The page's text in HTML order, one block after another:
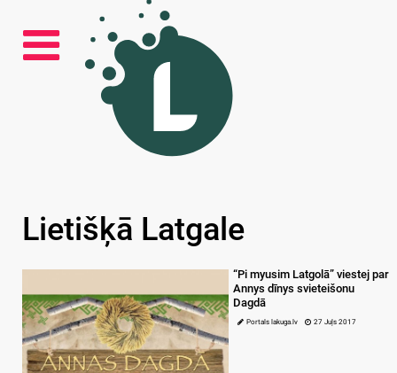
Lietišķā Latgale
“Pi myusim Latgolā” viestej par
Annys dīnys svieteišonu
Dagdā
Portals lakuga.lv 27 Juļs 2017